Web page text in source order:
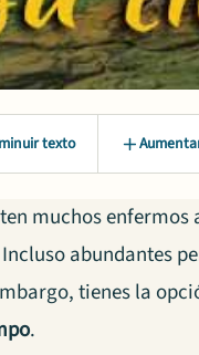
texto
muchos
abundantes
tienes la
.